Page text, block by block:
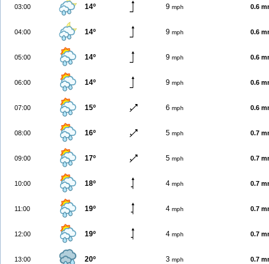
03:00 14º 9 mph 0.6
04:00 14º 9 mph 0.6
05:00 14º 9 mph 0.6
06:00 14º 9 mph 0.6
07:00 15º 6 mph 0.6
08:00 16º 5 mph 0.7
09:00 17º 5 mph 0.7
10:00 18º 4 mph 0.7
11:00 19º 4 mph 0.7
12:00 19º 4 mph 0.7
13:00 20º 3 mph 0.7